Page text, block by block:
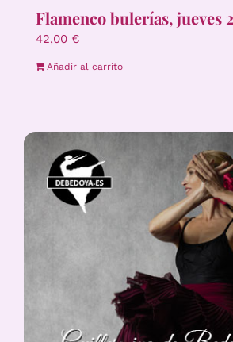
Flamenco bulerías, jueves
42,00 €
Añadir al carrito